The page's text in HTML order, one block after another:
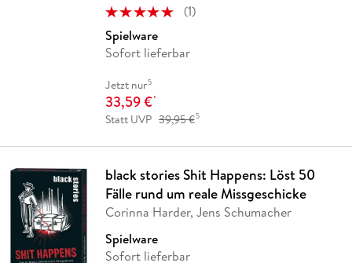
(1)
Spielware
Sofort lieferbar
Jetzt nur5
33,59 €*
Statt UVP 39,95 €5
black stories Shit Happens: Löst 50
Fälle rund um reale Missgeschicke
Corinna Harder, Jens Schumacher
Spielware
Sofort lieferbar